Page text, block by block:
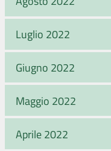
Luglio 2022
Giugno 2022
Maggio 2022
Aprile 2022